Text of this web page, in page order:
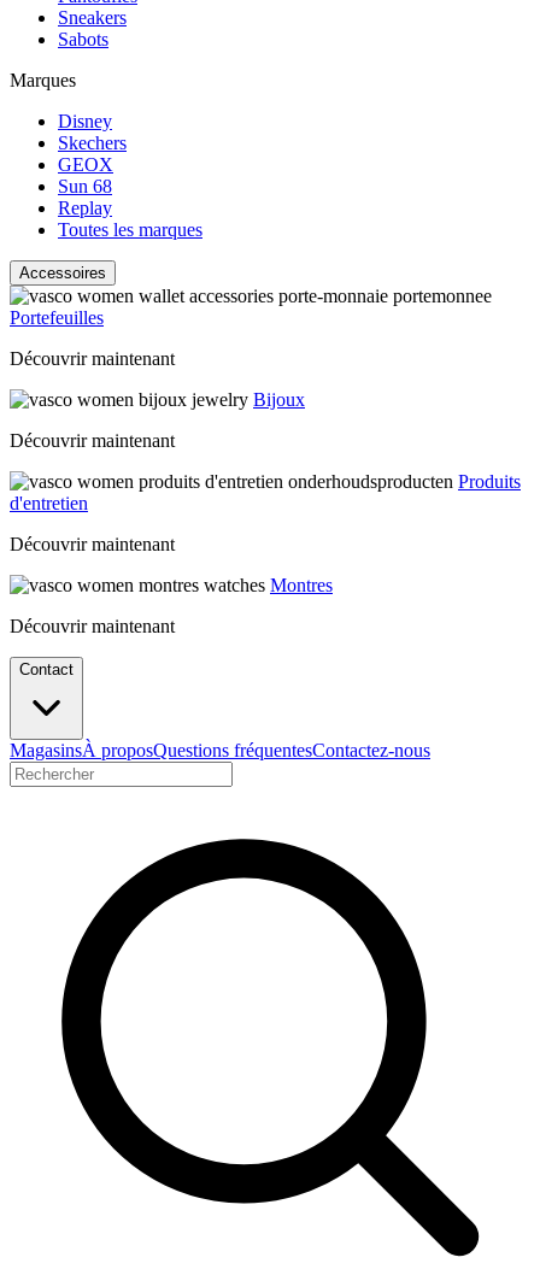
Sneakers
Sabots
Marques
Disney
Skechers
GEOX
Sun 68
Replay
Toutes les marques
Accessoires
Portefeuilles
Découvrir maintenant
Bijoux
Découvrir maintenant
Produits
d'entretien
Découvrir maintenant
Montres
Découvrir maintenant
Contact
MagasinsÀ proposQuestions fréquentesContactez-nous